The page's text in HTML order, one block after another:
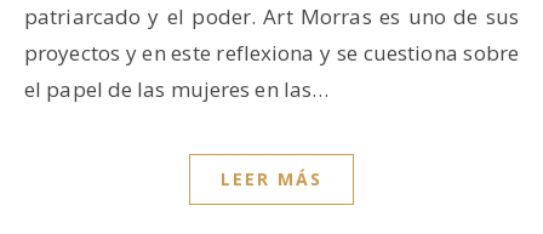
patriarcado y el poder. Art Morras es uno de sus
proyectos y en este reflexiona y se cuestiona sobre
el papel de las mujeres en las…
LEER MÁS